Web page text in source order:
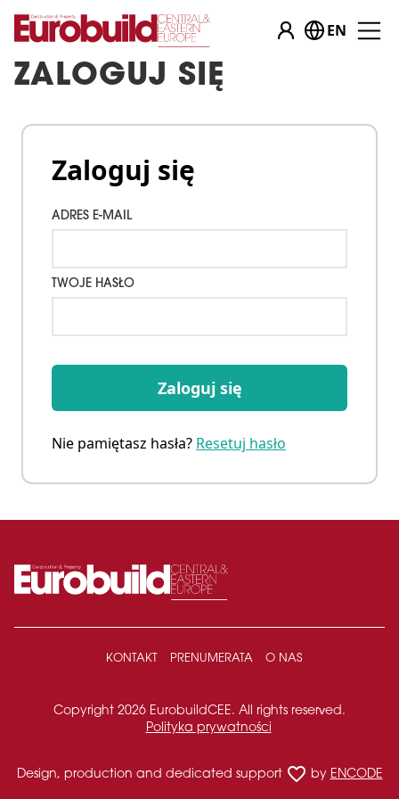
EN
ZALOGUJ SIĘ
Zaloguj się
ADRES E-MAIL
TWOJE HASŁO
Zaloguj się
Nie pamiętasz hasła? Resetuj hasło
KONTAKT PRENUMERATA O NAS
Copyright 2026 EurobuildCEE. All rights reserved.
Polityka prywatności
Design, production and dedicated support favorite_border by ENCODE